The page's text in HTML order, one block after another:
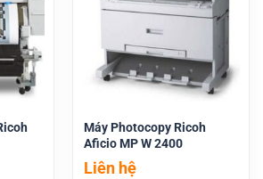
Máy Photocopy Ricoh
Aficio MP W 2400
Liên hệ